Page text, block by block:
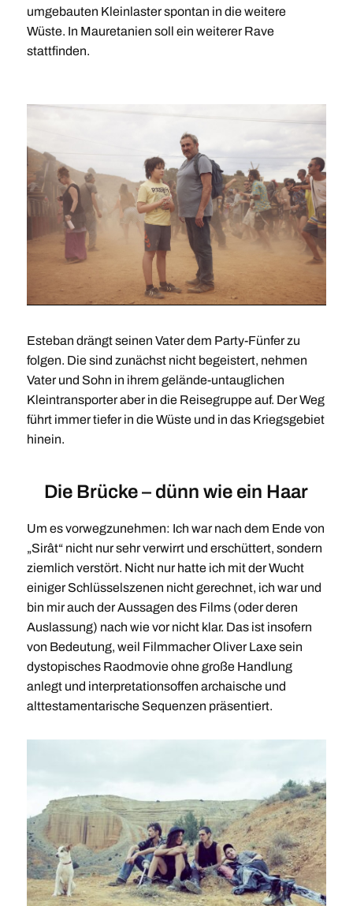
umgebauten Kleinlaster spontan in die weitere
Wüste. In Mauretanien soll ein weiterer Rave
stattfinden.
Esteban drängt seinen Vater dem Party-Fünfer zu
folgen. Die sind zunächst nicht begeistert, nehmen
Vater und Sohn in ihrem gelände-untauglichen
Kleintransporter aber in die Reisegruppe auf. Der Weg
führt immer tiefer in die Wüste und in das Kriegsgebiet
hinein.
Die Brücke – dünn wie ein Haar
Um es vorwegzunehmen: Ich war nach dem Ende von
„Sirât“ nicht nur sehr verwirrt und erschüttert, sondern
ziemlich verstört. Nicht nur hatte ich mit der Wucht
einiger Schlüsselszenen nicht gerechnet, ich war und
bin mir auch der Aussagen des Films (oder deren
Auslassung) nach wie vor nicht klar. Das ist insofern
von Bedeutung, weil Filmmacher Oliver Laxe sein
dystopisches Raodmovie ohne große Handlung
anlegt und interpretationsoffen archaische und
alttestamentarische Sequenzen präsentiert.